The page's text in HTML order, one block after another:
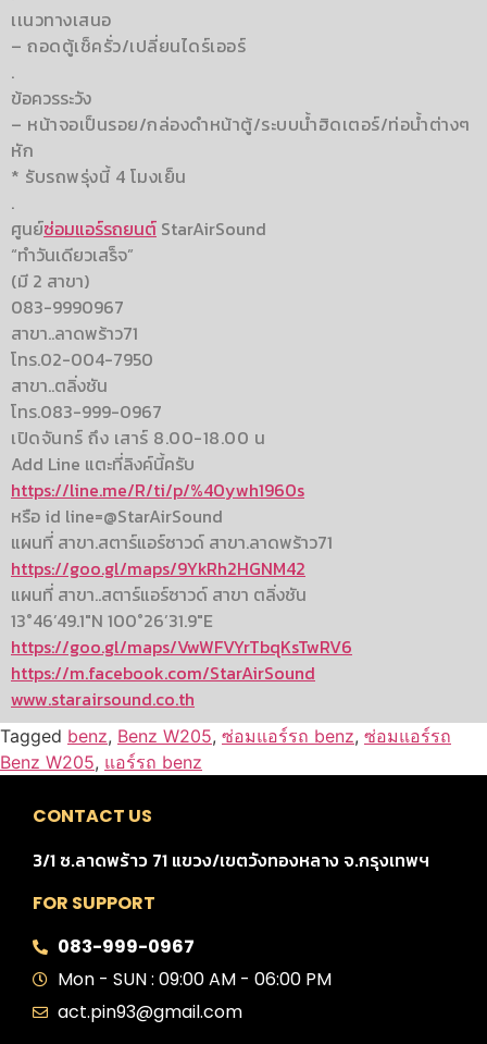
เเนวทางเสนอ
– ถอดตู้เช็ครั่ว/เปลี่ยนไดร์เออร์
.
ข้อควรระวัง
– หน้าจอเป็นรอย/กล่องดำหน้าตู้/ระบบน้ำฮิดเตอร์/ท่อน้ำต่างๆ
หัก
* รับรถพรุ่งนี้ 4 โมงเย็น
.
ศูนย์ซ่อมแอร์รถยนต์ StarAirSound
“ทำวันเดียวเสร็จ”
(มี 2 สาขา)
083-9990967
สาขา..ลาดพร้าว71
โทร.02-004-7950
สาขา..ตลิ่งชัน
โทร.083-999-0967
เปิดจันทร์ ถึง เสาร์ 8.00-18.00 น
Add Line แตะที่ลิงค์นี้ครับ
https://line.me/R/ti/p/%40ywh1960s
หรือ id line=@StarAirSound
แผนที่ สาขา.สตาร์แอร์ซาวด์ สาขา.ลาดพร้าว71
https://goo.gl/maps/9YkRh2HGNM42
แผนที่ สาขา..สตาร์แอร์ซาวด์ สาขา ตลิ่งชัน
13°46’49.1″N 100°26’31.9″E
https://goo.gl/maps/VwWFVYrTbqKsTwRV6
https://m.facebook.com/StarAirSound
www.starairsound.co.th
Tagged benz, Benz W205, ซ่อมแอร์รถ benz, ซ่อมแอร์รถ
Benz W205, แอร์รถ benz
CONTACT US
3/1 ซ.ลาดพร้าว 71 แขวง/เขตวังทองหลาง จ.กรุงเทพฯ
FOR SUPPORT
083-999-0967
Mon - SUN : 09:00 AM - 06:00 PM
act.pin93@gmail.com